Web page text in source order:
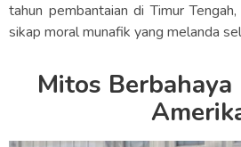
tahun pembantaian di Timur
sikap moral munafik yang melanda
Mitos Berbahaya